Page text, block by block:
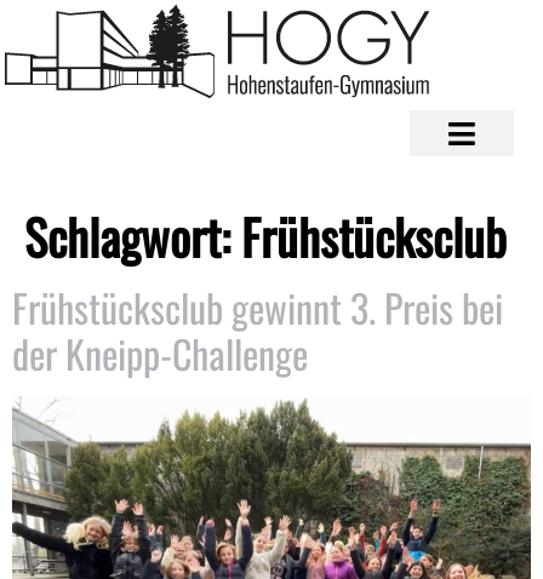
Schlagwort:Frühstücksclub
Frühstücksclub gewinnt 3. Preis bei
der Kneipp-Challenge